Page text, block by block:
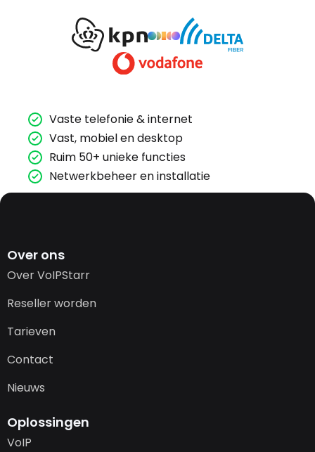
Vaste telefonie & internet
Vast, mobiel en desktop
Ruim 50+ unieke functies
Netwerkbeheer en installatie
Over ons
Over VoIPStarr
Reseller worden
Tarieven
Contact
Nieuws
Oplossingen
VoIP